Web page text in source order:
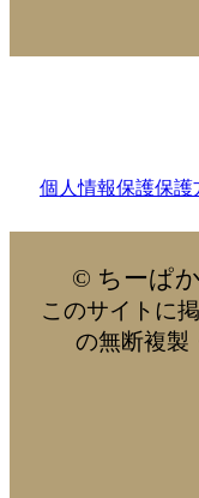
個人情報保護保護
© ちーぱ
このサイトに
の無断複製